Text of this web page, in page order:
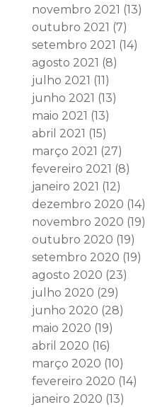
novembro 2021 (13)
outubro 2021 (7)
setembro 2021 (14)
agosto 2021 (8)
julho 2021 (11)
junho 2021 (13)
maio 2021 (13)
abril 2021 (15)
março 2021 (27)
fevereiro 2021 (8)
janeiro 2021 (12)
dezembro 2020 (14)
novembro 2020 (19)
outubro 2020 (19)
setembro 2020 (19)
agosto 2020 (23)
julho 2020 (29)
junho 2020 (28)
maio 2020 (19)
abril 2020 (16)
março 2020 (10)
fevereiro 2020 (14)
janeiro 2020 (13)